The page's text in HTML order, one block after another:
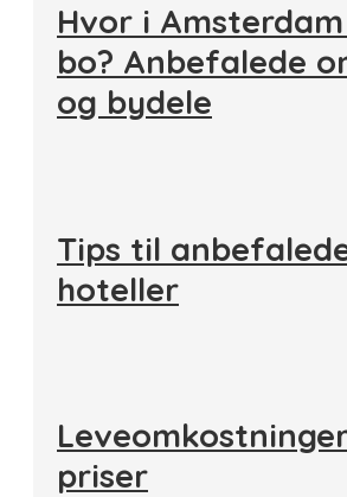
Hvor i
bo? Anbefalede
og bydele
Tips til
hoteller
priser